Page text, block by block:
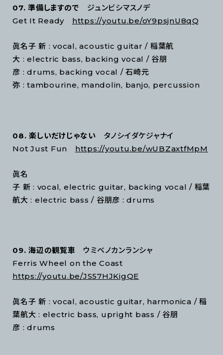
07. 準備しますので ジュンビシマスノデ
Get It Ready https://youtu.be/oY9psjnU8qQ
眞名子 新 : vocal, acoustic guitar / 稲葉航
大 : electric bass, backing vocal / 谷朋
彦 : drums, backing vocal / 石崎元
弥 : tambourine, mandolin, banjo, percussion
08. 楽しいだけじゃない タノシイダケジャナイ
Not Just Fun https://youtu.be/wUBZaxtfMpM
眞名
子 新 : vocal, electric guitar, backing vocal / 稲葉
航大 : electric bass / 谷朋彦 : drums
09. 海辺の観覧車 ウミベノカンランシャ
Ferris Wheel on the Coast
https://youtu.be/JS57HJKigQE
眞名子 新 : vocal, acoustic guitar, harmonica / 稲
葉航大 : electric bass, upright bass / 谷朋
彦 : drums